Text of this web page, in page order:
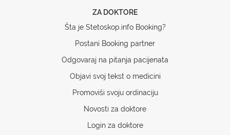
ZA DOKTORE
Šta je Stetoskop.info Booking?
Postani Booking partner
Odgovaraj na pitanja pacijenata
Objavi svoj tekst o medicini
Promoviši svoju ordinaciju
Novosti za doktore
Login za doktore